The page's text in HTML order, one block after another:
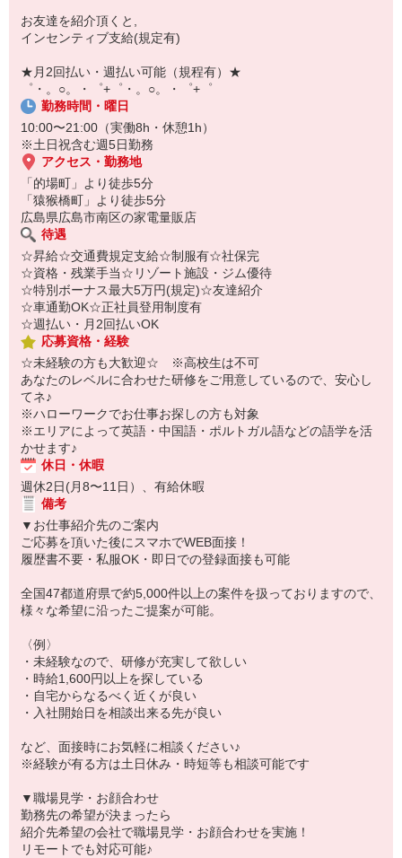
【スマホ面接実施中】
￣￣￣￣￣￣￣￣￣
自宅に居ながらスマホでカンタン面接OK！
オンライン面談なのでスピード対応。
即日登録もOK♪
気になった方はお気軽にご相談ください！
お友達を紹介頂くと,
インセンティブ支給(規定有)
★月2回払い・週払い可能（規程有）★
゜・。○。・゜+゜・。○。・゜+゜
勤務時間・曜日
10:00〜21:00（実働8h・休憩1h）
※土日祝含む週5日勤務
アクセス・勤務地
「的場町」より徒歩5分
「猿猴橋町」より徒歩5分
広島県広島市南区の家電量販店
待遇
☆昇給☆交通費規定支給☆制服有☆社保完
☆資格・残業手当☆リゾート施設・ジム優待
☆特別ボーナス最大5万円(規定)☆友達紹介
☆車通勤OK☆正社員登用制度有
☆週払い・月2回払いOK
応募資格・経験
☆未経験の方も大歓迎☆ ※高校生は不可
あなたのレベルに合わせた研修をご用意しているので、安心し
てネ♪
※ハローワークでお仕事お探しの方も対象
※エリアによって英語・中国語・ポルトガル語などの語学を活
かせます♪
休日・休暇
週休2日(月8〜11日）、有給休暇
備考
▼お仕事紹介先のご案内
ご応募を頂いた後にスマホでWEB面接！
履歴書不要・私服OK・即日での登録面接も可能
全国47都道府県で約5,000件以上の案件を扱っておりますので、
様々な希望に沿ったご提案が可能。
〈例〉
・未経験なので、研修が充実して欲しい
・時給1,600円以上を探している
・自宅からなるべく近くが良い
・入社開始日を相談出来る先が良い
など、面接時にお気軽に相談ください♪
※経験が有る方は土日休み・時短等も相談可能です
▼職場見学・お顔合わせ
勤務先の希望が決まったら
紹介先希望の会社で職場見学・お顔合わせを実施！
リモートでも対応可能♪